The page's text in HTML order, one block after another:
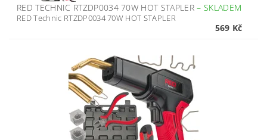
RED TECHNIC RTZDP0034 70W HOT STAPLER– SKLADEM
RED Technic RTZDP0034 70W HOT STAPLER
569 Kč